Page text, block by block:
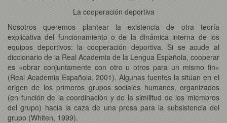
La cooperación deportiva
Nosotros queremos plantear la existencia de otra teoría
explicativa del funcionamiento o de la dinámica interna de los
equipos deportivos: la cooperación deportiva. Si se acude al
diccionario de la Real Academia de la Lengua Española, cooperar
es «obrar conjuntamente con otro u otros para un mismo fin»
(Real Academia Española, 2001). Algunas fuentes la sitúan en el
origen de los primeros grupos sociales humanos, organizados
(en función de la coordinación y de la similitud de los miembros
del grupo) hacia la caza de una presa para la subsistencia del
grupo (Whiten, 1999).